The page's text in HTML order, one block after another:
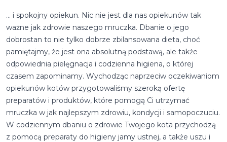
… i spokojny opiekun. Nic nie jest dla nas opiekunów tak
ważne jak zdrowie naszego mruczka. Dbanie o jego
dobrostan to nie tylko dobrze zbilansowana dieta, choć
pamiętajmy, że jest ona absolutną podstawą, ale także
odpowiednia pielęgnacja i codzienna higiena, o której
czasem zapominamy. Wychodząc naprzeciw oczekiwaniom
opiekunów kotów przygotowaliśmy szeroką ofertę
preparatów i produktów, które pomogą Ci utrzymać
mruczka w jak najlepszym zdrowiu, kondycji i samopoczuciu.
W codziennym dbaniu o zdrowie Twojego kota przychodzą
z pomocą preparaty do higieny jamy ustnej, a także uszu i